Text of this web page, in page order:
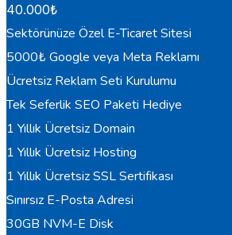
40.000₺
Sektörünüze Özel E-Ticaret Sitesi
5000₺ Google veya Meta Reklamı
Ücretsiz Reklam Seti Kurulumu
Tek Seferlik SEO Paketi Hediye
1 Yıllık Ücretsiz Domain
1 Yıllık Ücretsiz Hosting
1 Yıllık Ücretsiz SSL Sertifikası
Sınırsız E-Posta Adresi
30GB NVM-E Disk